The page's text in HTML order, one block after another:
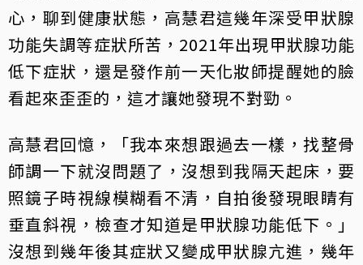
心，聊到健康狀態，高慧君這幾年深受甲狀腺
功能失調等症狀所苦，2021年出現甲狀腺功能
低下症狀，還是發作前一天化妝師提醒她的臉
看起來歪歪的，這才讓她發現不對勁。
高慧君回憶，「我本來想跟過去一樣，找整骨
師調一下就沒問題了，沒想到我隔天起床，要
照鏡子時視線模糊看不清，自拍後發現眼睛有
垂直斜視，檢查才知道是甲狀腺功能低下。」
沒想到幾年後其症狀又變成甲狀腺亢進，幾年